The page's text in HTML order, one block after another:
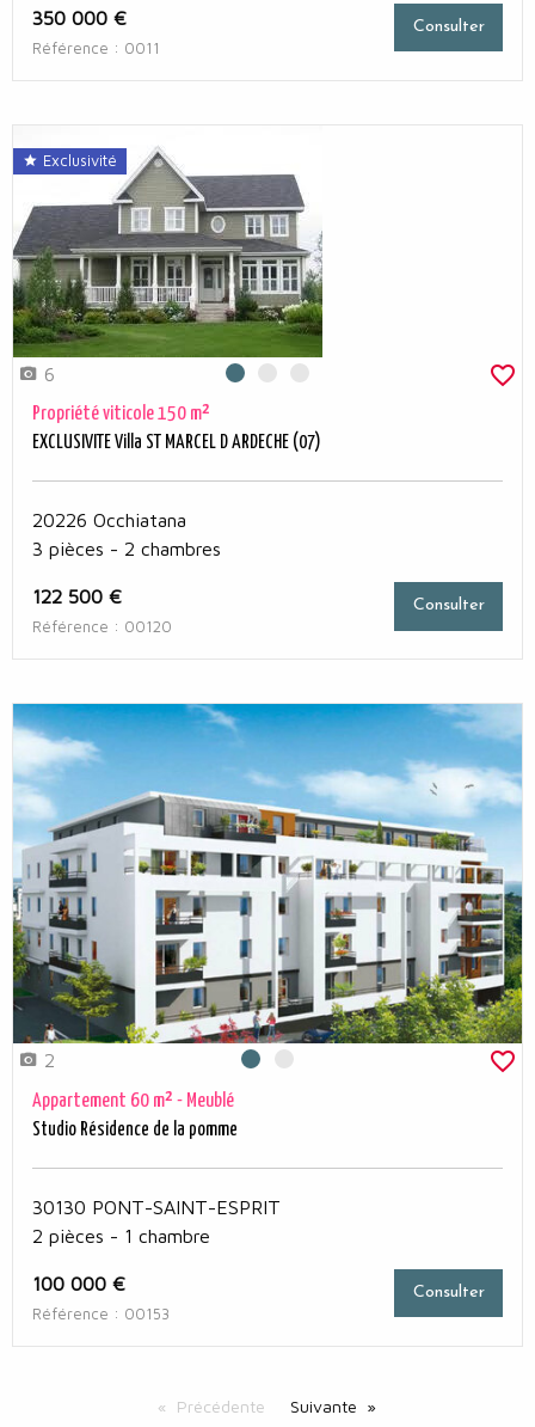
350 000 €
Référence : 0011
Consulter
Exclusivité
6 Photo 0
Photo 1Photo 2
Propriété viticole 150 m²
EXCLUSIVITE Villa ST MARCEL D ARDECHE (07)
20226 Occhiatana
3 pièces - 2 chambres
122 500 €
Référence : 00120
Consulter
2 Photo 0Photo 1
Appartement 60 m² - Meublé
Studio Résidence de la pomme
30130 PONT-SAINT-ESPRIT
2 pièces - 1 chambre
100 000 €
Référence : 00153
Consulter
Précédente Suivante